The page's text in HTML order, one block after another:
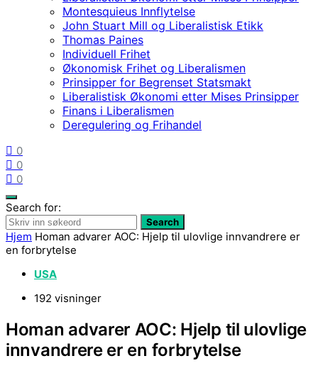
Montesquieus Innflytelse
John Stuart Mill og Liberalistisk Etikk
Thomas Paines
Individuell Frihet
Økonomisk Frihet og Liberalismen
Prinsipper for Begrenset Statsmakt
Liberalistisk Økonomi etter Mises Prinsipper
Finans i Liberalismen
Deregulering og Frihandel
0
0
0
Search for:
Search
Hjem Homan advarer AOC: Hjelp til ulovlige innvandrere er
en forbrytelse
USA
192 visninger
Homan advarer AOC: Hjelp til ulovlige
innvandrere er en forbrytelse